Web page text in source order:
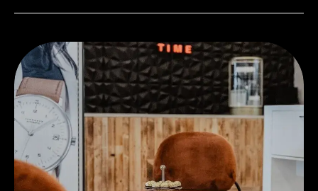
Besuchen Sie uns